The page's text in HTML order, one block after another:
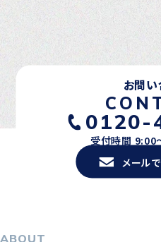
お問
0120-
受付時間 9:00
メール
ABOUT